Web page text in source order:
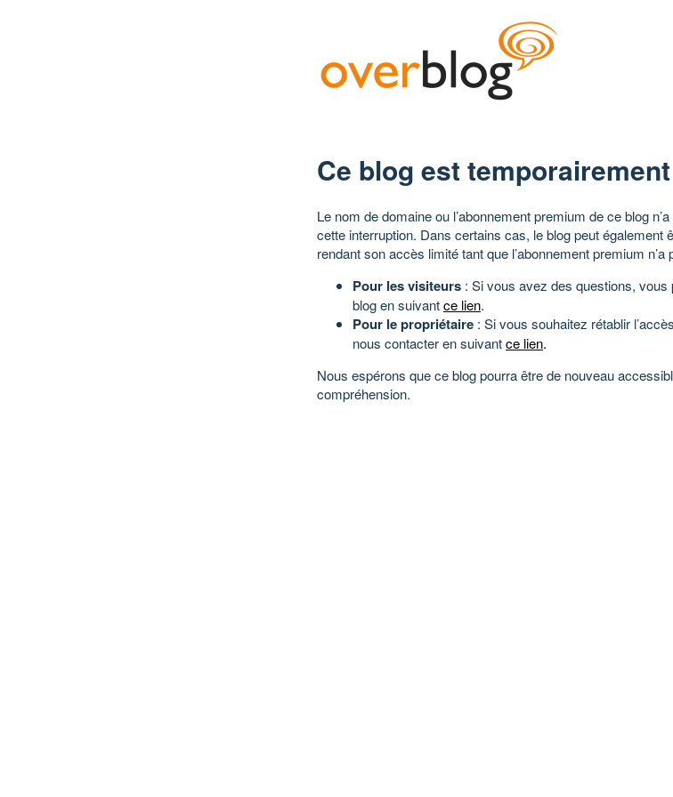
Ce blog est
Le nom de domaine ou l’abonnement premium de ce blog
cette interruption. Dans certains cas, le blog peut également
rendant son accès limité tant que l’abonnement premium n’a
Pour les visiteurs : Si vous avez des questions,
blog en suivantce lien.
Pour le propriétaire : Si vous souhaitez rétablir
nous contacter en suivantce lien.
Nous espérons que ce blog pourra être de nouveau
compréhension.